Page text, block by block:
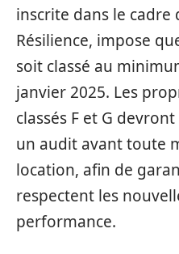
inscrite dans le cadre
Résilience, impose
soit classé au
janvier 2025. Les
classés F et G
un audit avant toute
location, afin de
respectent les
performance.